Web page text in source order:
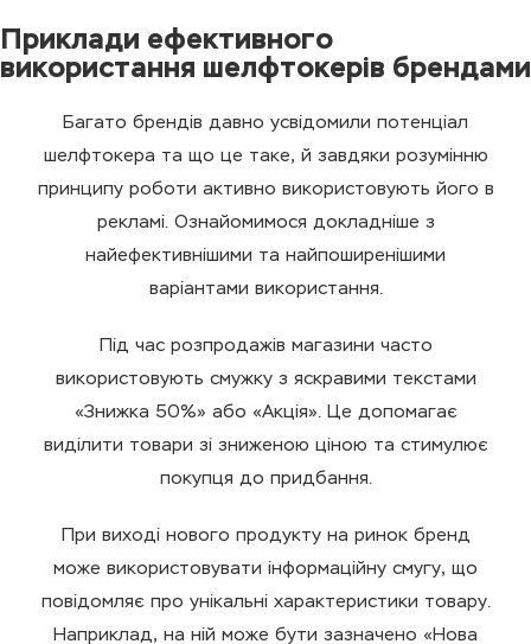
Приклади ефективного
використання шелфтокерів брендами
Багато брендів давно усвідомили потенціал
шелфтокера та що це таке, й завдяки розумінню
принципу роботи активно використовують його в
рекламі. Ознайомимося докладніше з
найефективнішими та найпоширенішими
варіантами використання.
Під час розпродажів магазини часто
використовують смужку з яскравими текстами
«Знижка 50%» або «Акція». Це допомагає
виділити товари зі зниженою ціною та стимулює
покупця до придбання.
При виході нового продукту на ринок бренд
може використовувати інформаційну смугу, що
повідомляє про унікальні характеристики товару.
Наприклад, на ній може бути зазначено «Нова